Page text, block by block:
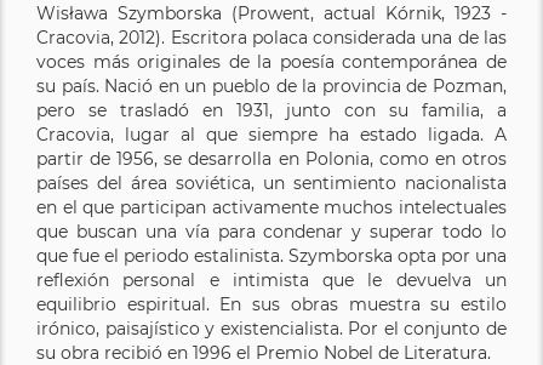
Wisława Szymborska (Prowent, actual Kórnik, 1923 -
Cracovia, 2012). Escritora polaca considerada una de las
voces más originales de la poesía contemporánea de
su país. Nació en un pueblo de la provincia de Pozman,
pero se trasladó en 1931, junto con su familia, a
Cracovia, lugar al que siempre ha estado ligada. A
partir de 1956, se desarrolla en Polonia, como en otros
países del área soviética, un sentimiento nacionalista
en el que participan activamente muchos intelectuales
que buscan una vía para condenar y superar todo lo
que fue el periodo estalinista. Szymborska opta por una
reflexión personal e intimista que le devuelva un
equilibrio espiritual. En sus obras muestra su estilo
irónico, paisajístico y existencialista. Por el conjunto de
su obra recibió en 1996 el Premio Nobel de Literatura.